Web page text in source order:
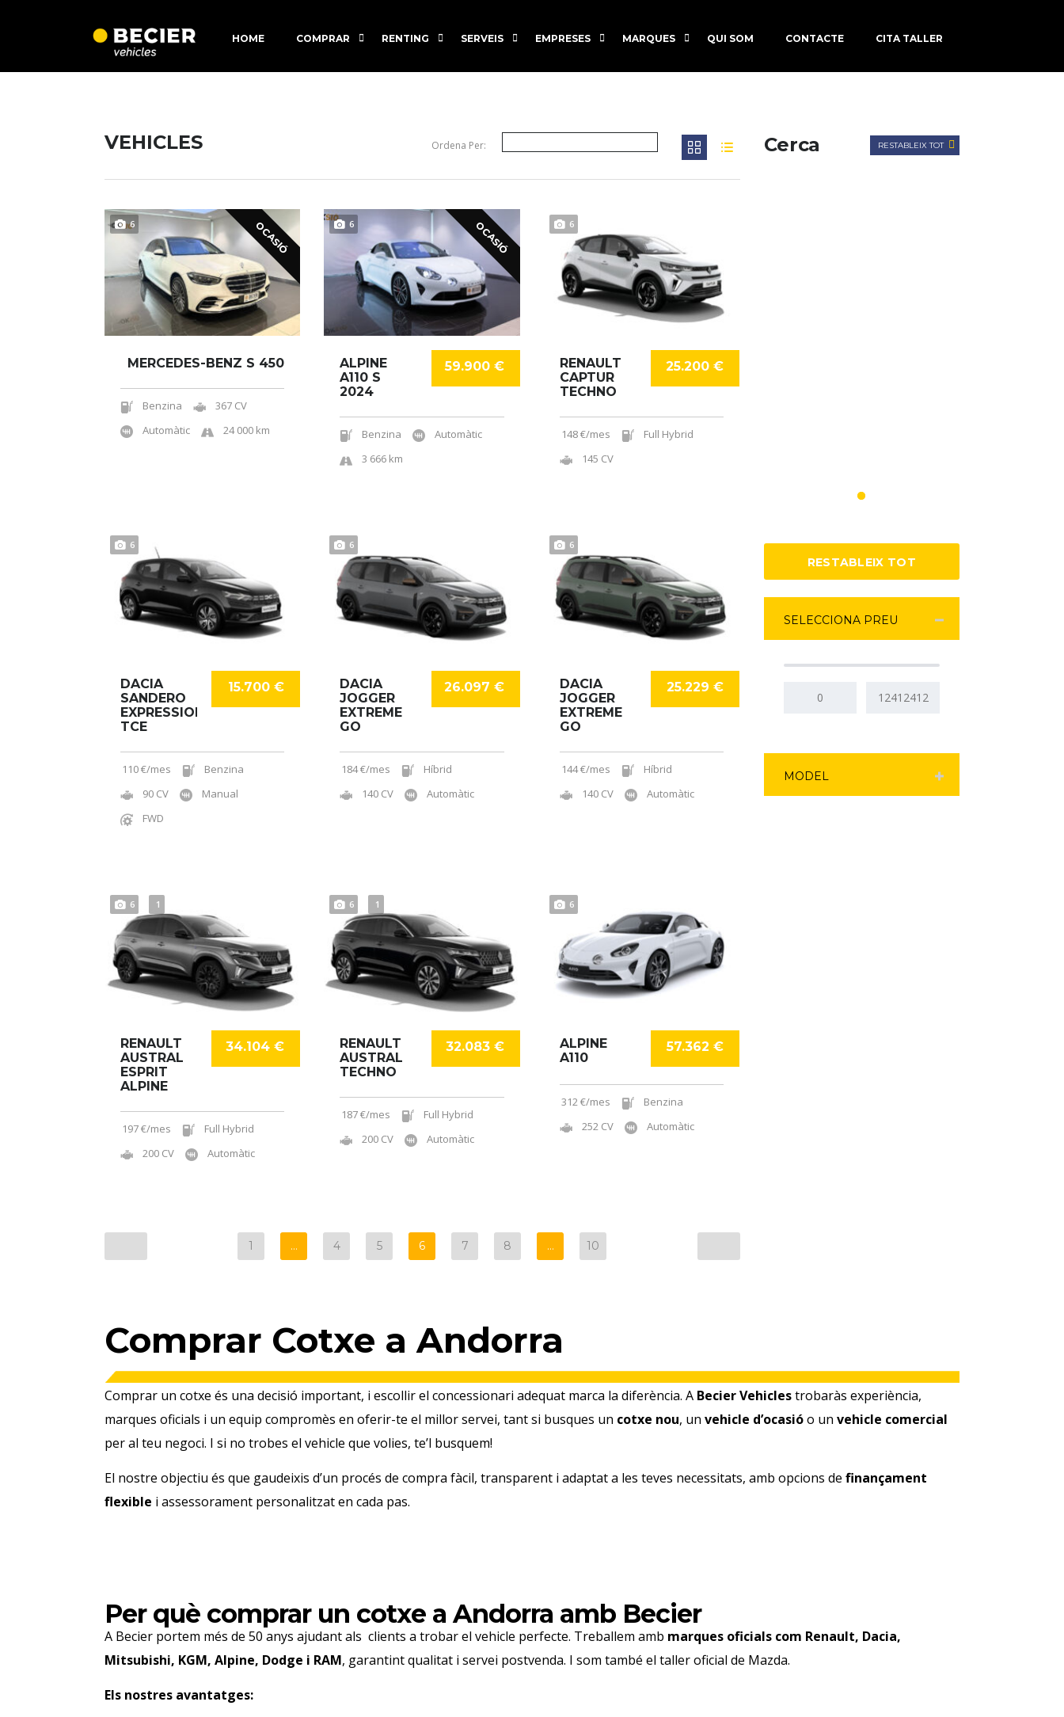
HOME COMPRAR RENTING SERVEIS EMPRESES MARQUES QUI SOM CONTACTE CITA TALLER
Cerca RESTABLEIX TOT
RESTABLEIX TOT
SELECCIONA PREU
MODEL
VEHICLES Ordena Per:
OCASIÓ
6
MERCEDES-BENZ S 450
Benzina
367 CV
Automàtic
24 000 km
OCASIÓ
6
59.900 €
ALPINE
A110 S
2024
Benzina
Automàtic
3 666 km
6
25.200 €
RENAULT
CAPTUR
TECHNO
148 €/mes
Full Hybrid
145 CV
6
15.700 €
DACIA
SANDERO
EXPRESSION
TCE
110 €/mes
Benzina
90 CV
Manual
FWD
6
26.097 €
DACIA
JOGGER
EXTREME
GO
184 €/mes
Híbrid
140 CV
Automàtic
6
25.229 €
DACIA
JOGGER
EXTREME
GO
144 €/mes
Híbrid
140 CV
Automàtic
6 1
34.104 €
RENAULT
AUSTRAL
ESPRIT
ALPINE
197 €/mes
Full Hybrid
200 CV
Automàtic
6 1
32.083 €
RENAULT
AUSTRAL
TECHNO
187 €/mes
Full Hybrid
200 CV
Automàtic
6
57.362 €
ALPINE
A110
312 €/mes
Benzina
252 CV
Automàtic
1 … 4 5 6 7 8 … 10
Comprar Cotxe a Andorra
Comprar un cotxe és una decisió important, i escollir el concessionari adequat marca la diferència. A Becier Vehiclestrobaràs experiència,
marques oficials i un equip compromès en oferir-te el millor servei, tant si busques un cotxe nou, un vehicle d’ocasióo un vehicle comercial
per al teu negoci. I si no trobes el vehicle que volies, te’l busquem!
El nostre objectiu és que gaudeixis d’un procés de compra fàcil, transparent i adaptat a les teves necessitats, amb opcions de finançament
flexible i assessorament personalitzat en cada pas.
Per què comprar un cotxe a Andorra amb Becier
A Becier portem més de 50 anys ajudant als clients a trobar el vehicle perfecte. Treballem amb marques oficials com Renault, Dacia,
Mitsubishi, KGM, Alpine, Dodge i RAM, garantint qualitat i servei postvenda. I som també el taller oficial de Mazda.
Els nostres avantatges: